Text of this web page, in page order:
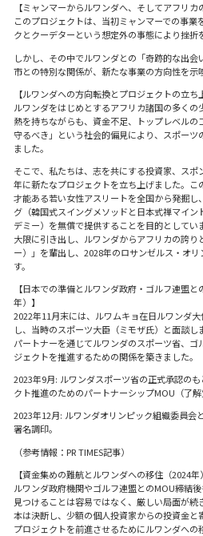
【ミャンマーからルワンダへ、そしてアフリカ
このプロジェクトは、当初ミャンマーでの事
クとクーデターという想定外の事態により挫折
しかし、その中でルワンダとの「奇跡的な出
市との特別な関係が、新たな事業の方向性を示
【ルワンダへの方向転換とプロジェクトの立ち
ルワンダをはじめとするアフリカ諸国の多く
熱を持ちながらも、資金不足、トップレベル
守るべき」という社会的偏見により、スポーツ
ました。
そこで、私たちは、志を共にする投資家、スポ
年に新たなプロジェクトを立ち上げました。
才能ある若い女性アスリートを全国から発掘
グ（韓国式スイングメソッドと日本式禅マイ
デミー）を無償で提供することを目的として
大限に引き出し、ルワンダからアフリカの誇
ー）」を輩出し、2028年のロサンゼルス・オ
す。
【日本での準備とルワンダ政府・ゴルフ連盟
年）】
2022年11月末には、ルワムキョ在日ルワンダ
し、当時のスポーツ大臣（ミモザ氏）と面談
パートナーを通じてルワンダのスポーツ省、ゴ
ジェクトを推進するための関係を築きました。
2023年9月: ルワンダスポーツ省の正式承認の
クト推進のためのパートナーシップMOU（了解
2023年12月: ルワンダオリンピック組織委員会
署名調印。
（参考情報：PR TIMES記事）
【資金集めの難航とルワンダへの移住（2024年
ルワンダ政府機関やゴルフ連盟とのMOU締結
見つけることは容易ではなく、厳しい局面が
本は決断し、少額の個人投資家からの投資金と
プロジェクトを前進させるためにルワンダへの